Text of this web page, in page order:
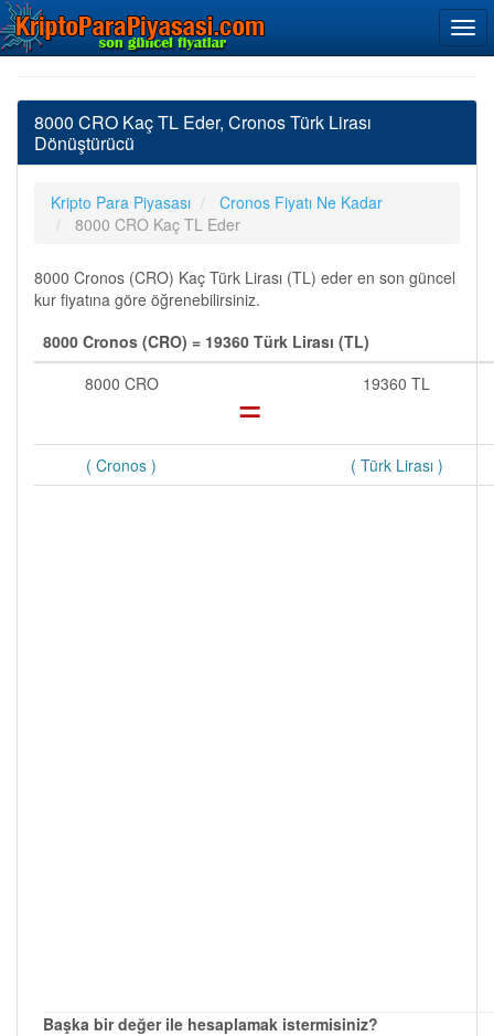
8000 CRO Kaç TL Eder, Cronos Türk Lirası
Dönüştürücü
Kripto Para Piyasası
Cronos Fiyatı Ne Kadar
8000 CRO Kaç TL Eder
8000 Cronos (CRO) Kaç Türk Lirası (TL) eder en son güncel
kur fiyatına göre öğrenebilirsiniz.
8000 Cronos (CRO) = 19360 Türk Lirası (TL)
8000 CRO
= 19360 TL
( Cronos ) ( Türk Lirası )
Başka bir değer ile hesaplamak istermisiniz?